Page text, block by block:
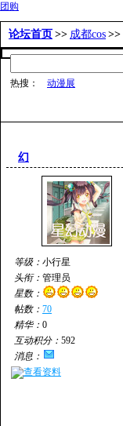
团购
论坛首页 >> 成都cos >>
热搜： 动漫展
幻
等级： 小行星
头衔： 管理员
星数：
帖数： 70
精华： 0
互动积分： 592
消息：
查看资料